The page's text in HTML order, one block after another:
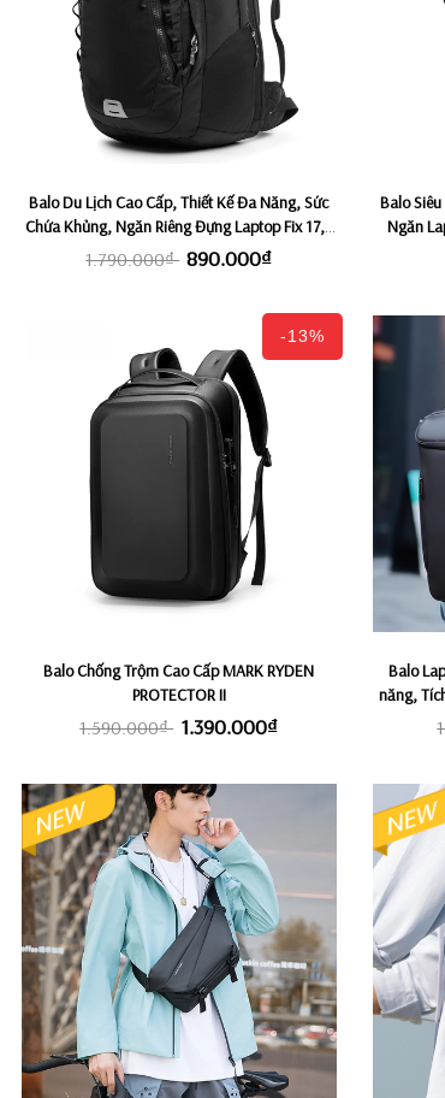
Balo Du Lịch Cao Cấp, Thiết Kế Đa Năng, Sức
Chứa Khủng, Ngăn Riêng Đựng Laptop Fix 17,3
inch ROKIN ROADER 42L
1.790.000₫ 890.000₫
Balo
Ngăn
Riêng &
-13%
Balo Chống Trộm Cao Cấp MARK RYDEN
PROTECTOR II
1.590.000₫ 1.390.000₫
Balo
năng,
15,6-